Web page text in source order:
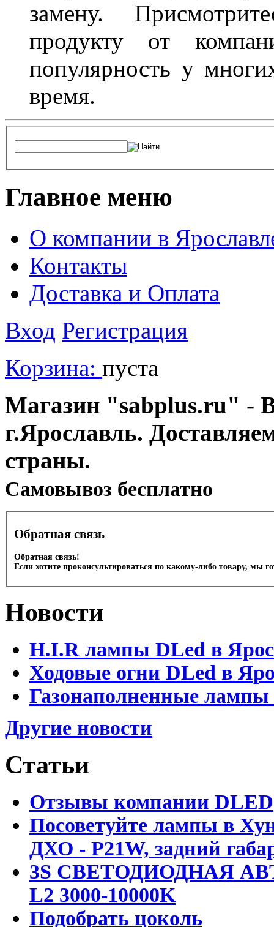
замену.
продукту от
популярность у
время.
Главное меню
О компании в
Контакты
Доставка и Оплата
Вход Регистрация
Корзина: пуста
Магазин "sabplus.ru" -
г.Ярославль.
страны.
Cамовывоз бесплатно
Обратная связь
Обратная связь!
Если хотите проконсультироваться по какому-либо товару, мы
Новости
H.I.R лампы DLed в
Ходовые огни DLed в
Газонаполненные
Другие новости
Статьи
Отзывы компании DLED
Посоветуйте лампы в
ДХО - P21W, задний
3S СВЕТОДИОДНАЯ
L2 3000-10000K
Подобрать цоколь